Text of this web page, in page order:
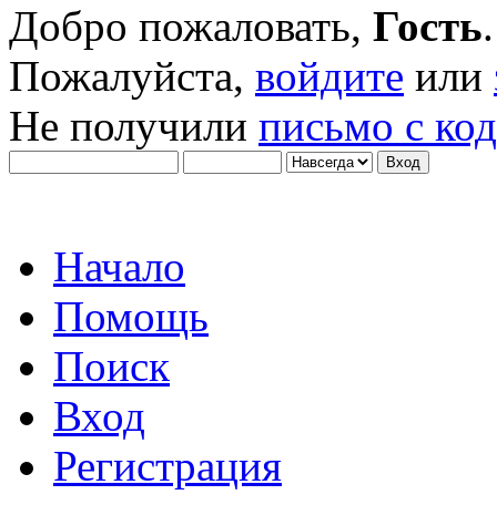
Добро пожаловать, Гость.
Пожалуйста, войдите или
Не получили письмо с
Начало
Помощь
Поиск
Вход
Регистрация